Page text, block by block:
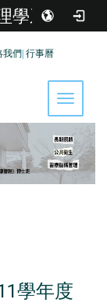
學系
我們 行事曆
Toggle
學年度